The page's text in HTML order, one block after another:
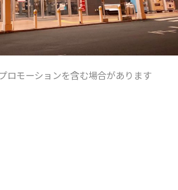
ロモーションを含む場合があります